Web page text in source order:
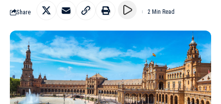
Share 2 Min Read